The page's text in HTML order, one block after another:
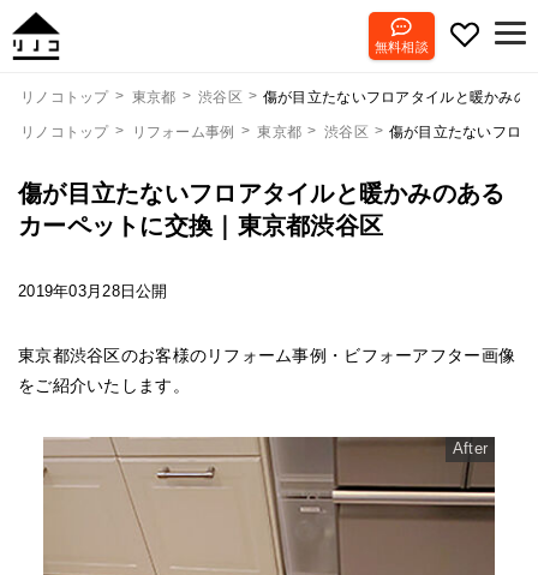
無料相談
リノコトップ 東京都 渋谷区 傷が目立たないフロアタイルと暖かみの
リノコトップ リフォーム事例 東京都 渋谷区 傷が目立たないフロ
傷が目立たないフロアタイルと暖かみのある
カーペットに交換｜東京都渋谷区
2019年03月28日公開
東京都渋谷区のお客様のリフォーム事例・ビフォーアフター画像
をご紹介いたします。
After